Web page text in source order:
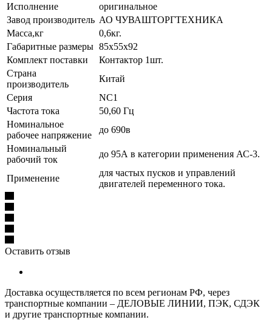
Исполнение
оригинальное
Завод производитель АО ЧУВАШТОРГТЕХНИКА
Масса,кг
0,6кг.
Габаритные размеры 85х55х92
Комплект поставки
Контактор 1шт.
Страна
производитель
Китай
Серия
NC1
Частота тока
50,60 Гц
Номинальное
рабочее напряжение
до 690в
Номинальный
рабочий ток
до 95А в категории применения АС-3.
Применение
для частых пусков и управлений
двигателей переменного тока.
Оставить отзыв
Доставка осуществляется по всем регионам РФ, через
транспортные компании – ДЕЛОВЫЕ ЛИНИИ, ПЭК, СДЭК
и другие транспортные компании.